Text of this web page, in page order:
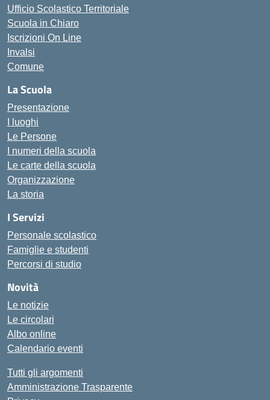
Ufficio Scolastico Territoriale
Scuola in Chiaro
Iscrizioni On Line
Invalsi
Comune
La Scuola
Presentazione
I luoghi
Le Persone
I numeri della scuola
Le carte della scuola
Organizzazione
La storia
I Servizi
Personale scolastico
Famiglie e studenti
Percorsi di studio
Novità
Le notizie
Le circolari
Albo online
Calendario eventi
Tutti gli argomenti
Amministrazione Trasparente